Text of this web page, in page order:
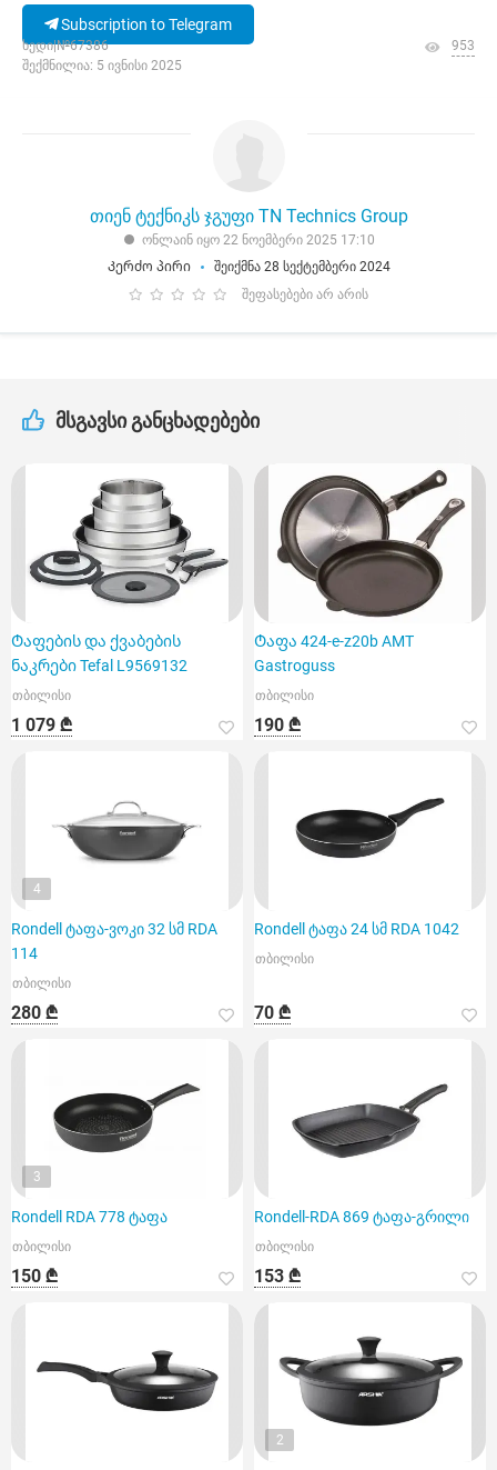
Subscription to Telegram
ხედი|№67386
შექმნილია: 5 ივნისი 2025
953
თიენ ტექნიკს ჯგუფი TN Technics Group
ონლაინ იყო 22 ნოემბერი 2025 17:10
Კერძო პირი
შეიქმნა 28 სექტემბერი 2024
შეფასებები არ არის
მსგავსი განცხადებები
Ტაფების და ქვაბების
ნაკრები Tefal L9569132
თბილისი
1 079 ₾
Ტაფა 424-e-z20b AMT
Gastroguss
თბილისი
190 ₾
4
Rondell ტაფა-ვოკი 32 სმ RDA
114
თბილისი
280 ₾
Rondell ტაფა 24 სმ RDA 1042
თბილისი
70 ₾
3
Rondell RDA 778 ტაფა
თბილისი
150 ₾
Rondell-RDA 869 ტაფა-გრილი
თბილისი
153 ₾
2